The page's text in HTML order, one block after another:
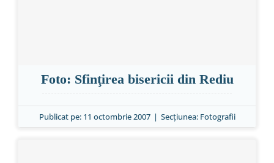
Foto: Sfinţirea bisericii din Rediu
Publicat pe: 11 octombrie 2007 | Secțiunea: Fotografii